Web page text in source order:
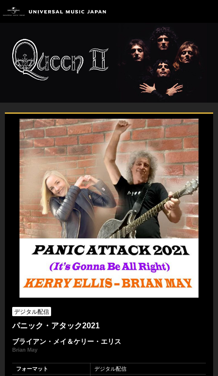
デジタル配信
パニック・アタック2021
ブライアン・メイ＆ケリー・エリス
Brian May
フォーマット
デジタル配信